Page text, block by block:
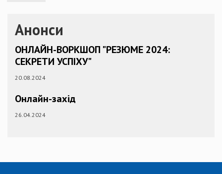
Анонси
ОНЛАЙН-ВОРКШОП "РЕЗЮМЕ 2024:
СЕКРЕТИ УСПІХУ"
20.08.2024
Онлайн-захід
26.04.2024